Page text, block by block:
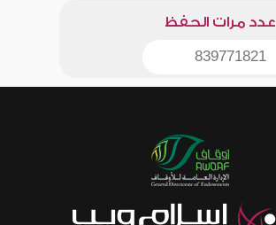
عدد مرات الحفظ
839771821